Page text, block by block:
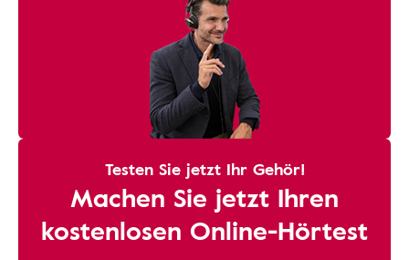
Testen Sie jetzt Ihr Gehör!
Machen Sie jetzt Ihren
kostenlosen Online-Hörtest